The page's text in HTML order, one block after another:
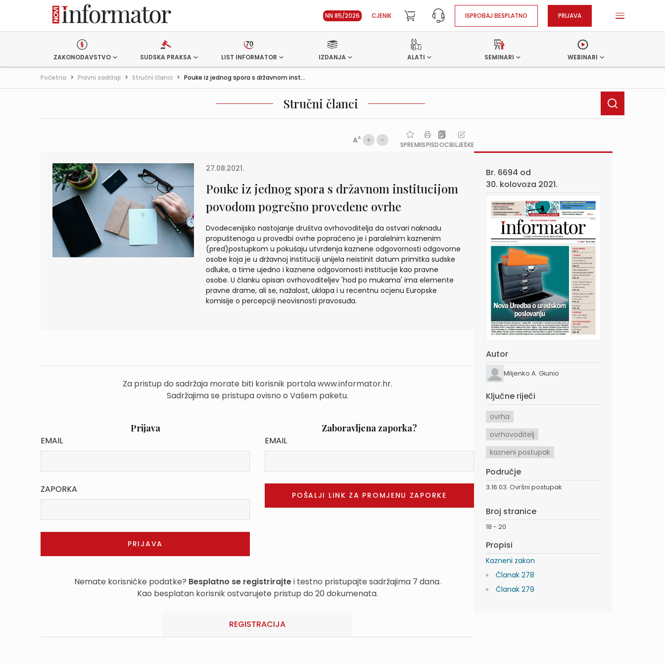
NN 85/2026 CJENIK ISPROBAJ BESPLATNO PRIJAVA
ZAKONODAVSTVO SUDSKA PRAKSA LIST INFORMATOR IZDANJA ALATI SEMINARI WEBINARI
Početna > Pravni sadržaji > Stručni članci > Pouke iz jednog spora s državnom inst...
Stručni članci
AA
SPREMIISPISDOCBILJEŠKE
27.08.2021.
Pouke iz jednog spora s državnom institucijom
povodom pogrešno provedene ovrhe
Dvodecenijsko nastojanje društva ovrhovoditelja da ostvari naknadu
propuštenoga u provedbi ovrhe popraćeno je i paralelnim kaznenim
(pred)postupkom u pokušaju utvrđenja kaznene odgovornosti odgovorne
osobe koja je u državnoj instituciji unijela neistinit datum primitka sudske
odluke, a time ujedno i kaznene odgovornosti institucije kao pravne
osobe. U članku opisan ovrhovoditeljev 'hod po mukama' ima elemente
pravne drame, ali se, nažalost, uklapa i u recentnu ocjenu Europske
komisije o percepciji neovisnosti pravosuđa.
Za pristup do sadržaja morate biti korisnik portala www.informator.hr.
Sadržajima se pristupa ovisno o Vašem paketu.
Prijava
EMAIL
ZAPORKA
Zaboravljena zaporka?
EMAIL
Nemate korisničke podatke? Besplatno se registrirajtei testno pristupajte sadržajima 7 dana.
Kao besplatan korisnik ostvarujete pristup do 20 dokumenata.
REGISTRACIJA
Br. 6694 od
30. kolovoza 2021.
Autor
Miljenko A. Giunio
Ključne riječi
ovrha
ovrhovoditelj
kazneni postupak
Područje
3.16.03. Ovršni postupak
Broj stranice
18 - 20
Propisi
Kazneni zakon
Članak 278
Članak 279